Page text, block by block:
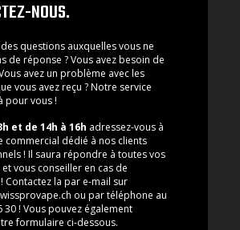
NOUS.
questions auxquelles vous ne
de réponse ? Vous avez besoin de
avez un problème avec les
vous avez reçu ? Notre service
pour vous !
et de 14h à 16h adressez-vous à
commercial dédié à nos clients
! Il saura répondre à toutes vos
vous conseiller en cas de
Contactez la par e-mail sur
ou par téléphone au
30 ! Vous pouvez également
formulaire ci-dessous.